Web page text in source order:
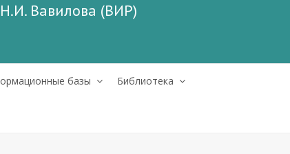
Вавилова (ВИР)
базы Библиотека